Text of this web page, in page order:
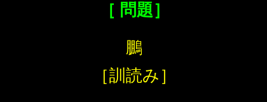
［ 問題］
鵬
［訓読み］